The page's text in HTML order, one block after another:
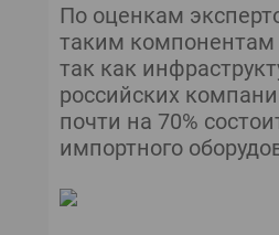
По оценкам
таким компонентам
так как
российских
почти на 70%
импортного